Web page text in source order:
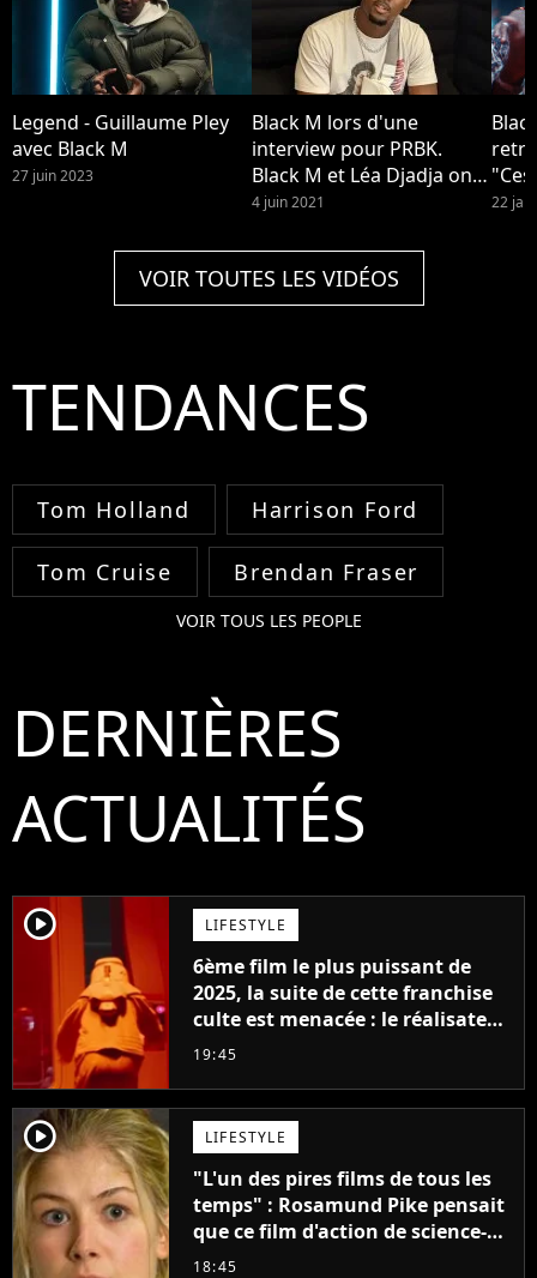
Legend - Guillaume Pley
avec Black M
27 juin 2023
Black M lors d'une
interview pour PRBK.
Black M et Léa Djadja ont
eu peur que leur enfant
bébé, l'artiste se confie
dans Closer
4 juin 2021 22
VOIR TOUTES LES VIDÉOS
TENDANCES
Tom Holland Harrison Ford
Tom Cruise Brendan Fraser
VOIR TOUS LES PEOPLE
DERNIÈRES
ACTUALITÉS
player2 LIFESTYLE
6ème film le plus puissant de
2025, la suite de cette franchise
culte est menacée : le réalisateur
claque la porte pour "différends
19:45
player2 LIFESTYLE
"L'un des pires films de tous les
temps" : Rosamund Pike pensait
que ce film d'action de science-
fiction avec Dwayne Johnson
18:45